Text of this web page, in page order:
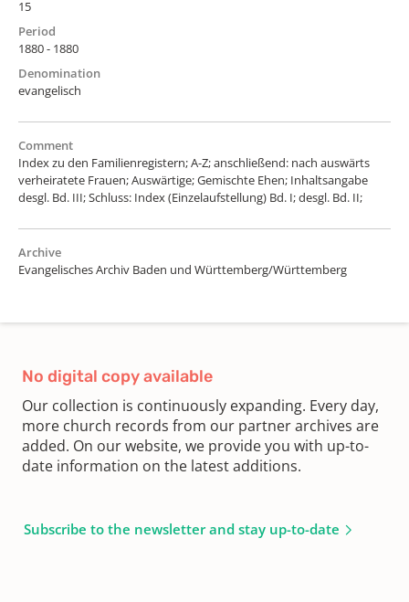
15
Period
1880 - 1880
Denomination
evangelisch
Comment
Index zu den Familienregistern; A-Z; anschließend: nach auswärts
verheiratete Frauen; Auswärtige; Gemischte Ehen; Inhaltsangabe
desgl. Bd. III; Schluss: Index (Einzelaufstellung) Bd. I; desgl. Bd. II;
Archive
Evangelisches Archiv Baden und Württemberg/Württemberg
No digital copy available
Our collection is continuously expanding. Every day,
more church records from our partner archives are
added. On our website, we provide you with up-to-
date information on the latest additions.
Subscribe to the newsletter and stay up-to-date